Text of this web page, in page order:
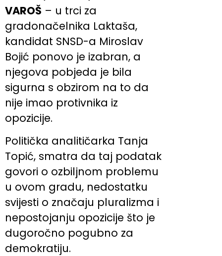
VAROŠ – u trci za
gradonačelnika Laktaša,
kandidat SNSD-a Miroslav
Bojić ponovo je izabran, a
njegova pobjeda je bila
sigurna s obzirom na to da
nije imao protivnika iz
opozicije.
Politička analitičarka Tanja
Topić, smatra da taj podatak
govori o ozbiljnom problemu
u ovom gradu, nedostatku
svijesti o značaju pluralizma i
nepostojanju opozicije što je
dugoročno pogubno za
demokratiju.